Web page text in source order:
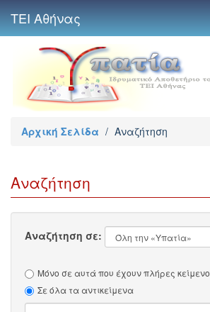
ΤΕΙ Αθήνας
Αρχική Σελίδα / Αναζήτηση
Αναζήτηση
Αναζήτηση σε:
Μόνο σε αυτά που έχουν πλήρες κείμενο
Σε όλα τα αντικείμενα